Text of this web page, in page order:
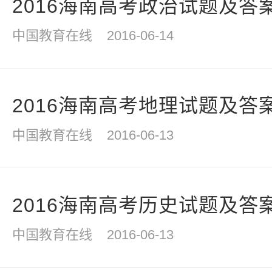
2016海南高考政治试题及答
中国教育在线 2016-06-14
2016海南高考地理试题及答
中国教育在线 2016-06-13
2016海南高考历史试题及答
中国教育在线 2016-06-13